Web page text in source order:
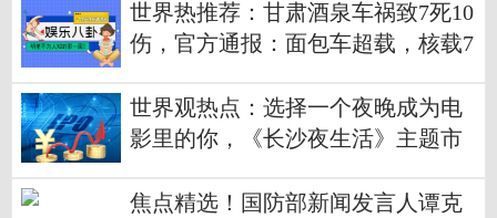
世界热推荐：甘肃酒泉车祸致7死10
伤，官方通报：面包车超载，核载7
世界观热点：选择一个夜晚成为电
影里的你，《长沙夜生活》主题市
焦点精选！国防部新闻发言人谭克